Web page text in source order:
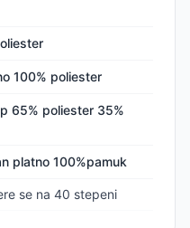
100% poliester
65% poliester 35%
platno 100%pamuk
se na 40 stepeni